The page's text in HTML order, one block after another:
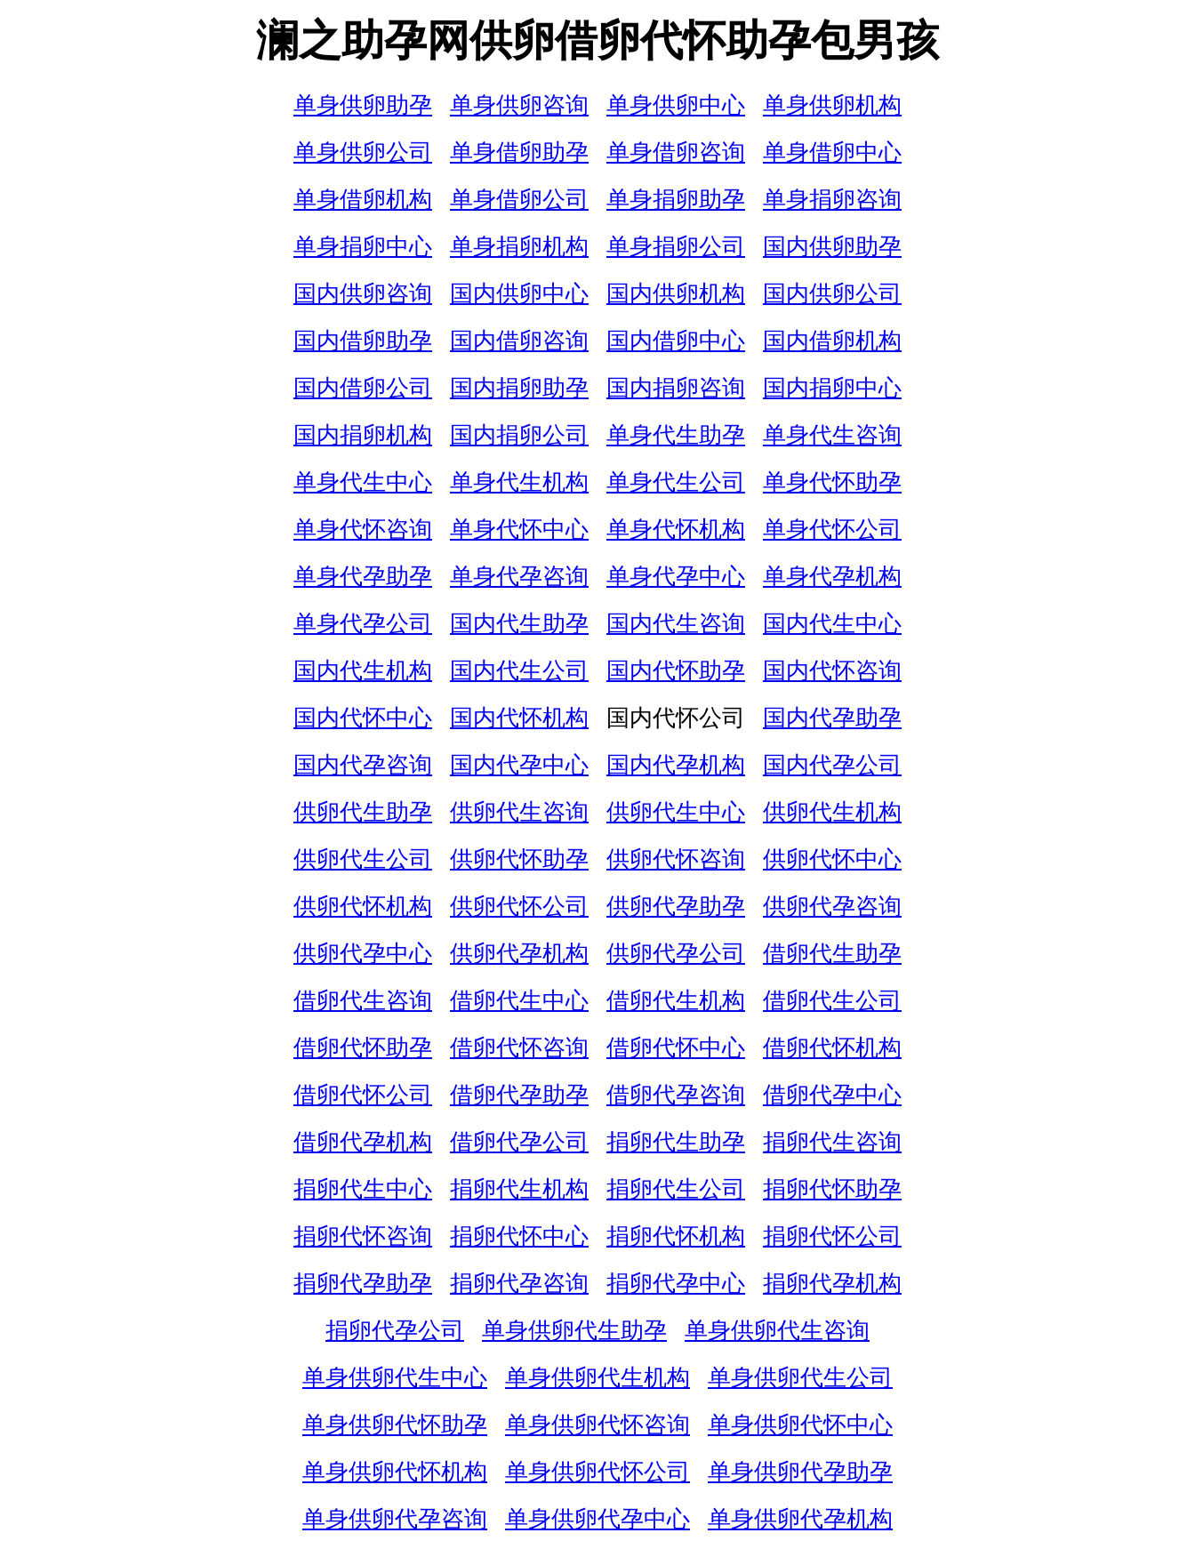
澜之助孕网供卵借卵代怀助孕包男孩
单身供卵助孕 单身供卵咨询 单身供卵中心
单身供卵机构
单身供卵公司
单身借卵助孕 单身借卵咨询
单身借卵中心
单身借卵机构
单身借卵公司 单身捐卵助孕
单身捐卵咨询
单身捐卵中心
单身捐卵机构 单身捐卵公司
国内供卵助孕
国内供卵咨询
国内供卵中心 国内供卵机构
国内供卵公司
国内借卵助孕
国内借卵咨询 国内借卵中心
国内借卵机构
国内借卵公司
国内捐卵助孕 国内捐卵咨询
国内捐卵中心
国内捐卵机构
国内捐卵公司 单身代生助孕
单身代生咨询
单身代生中心
单身代生机构 单身代生公司
单身代怀助孕
单身代怀咨询
单身代怀中心 单身代怀机构
单身代怀公司
单身代孕助孕
单身代孕咨询 单身代孕中心
单身代孕机构
单身代孕公司
国内代生助孕 国内代生咨询
国内代生中心
国内代生机构
国内代生公司 国内代怀助孕
国内代怀咨询
国内代怀中心
国内代怀机构 国内代怀公司
国内代孕助孕
国内代孕咨询
国内代孕中心 国内代孕机构
国内代孕公司
供卵代生助孕
供卵代生咨询 供卵代生中心
供卵代生机构
供卵代生公司
供卵代怀助孕 供卵代怀咨询
供卵代怀中心
供卵代怀机构
供卵代怀公司 供卵代孕助孕
供卵代孕咨询
供卵代孕中心
供卵代孕机构 供卵代孕公司
借卵代生助孕
借卵代生咨询
借卵代生中心 借卵代生机构
借卵代生公司
借卵代怀助孕
借卵代怀咨询 借卵代怀中心
借卵代怀机构
借卵代怀公司
借卵代孕助孕 借卵代孕咨询
借卵代孕中心
借卵代孕机构
借卵代孕公司 捐卵代生助孕
捐卵代生咨询
捐卵代生中心
捐卵代生机构 捐卵代生公司
捐卵代怀助孕
捐卵代怀咨询
捐卵代怀中心 捐卵代怀机构
捐卵代怀公司
捐卵代孕助孕
捐卵代孕咨询 捐卵代孕中心
捐卵代孕机构
捐卵代孕公司
单身供卵代生助孕
单身供卵代生咨询
单身供卵代生中心
单身供卵代生机构
单身供卵代生公司
单身供卵代怀助孕
单身供卵代怀咨询
单身供卵代怀中心
单身供卵代怀机构
单身供卵代怀公司
单身供卵代孕助孕
单身供卵代孕咨询
单身供卵代孕中心
单身供卵代孕机构